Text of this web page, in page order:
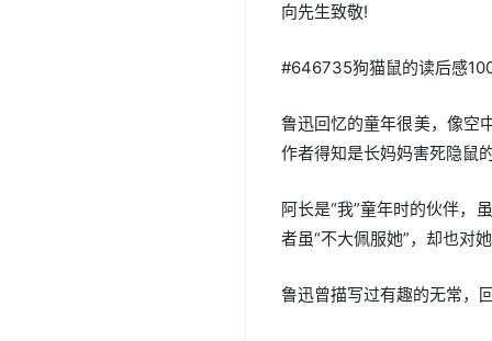
向先生致敬!
#646735狗猫鼠的读后感
鲁迅回忆的童年很美，像空
作者得知是长妈妈害死隐鼠
阿长是“我”童年时的伙伴，
者虽“不大佩服她”，却也对
鲁迅曾描写过有趣的无常，